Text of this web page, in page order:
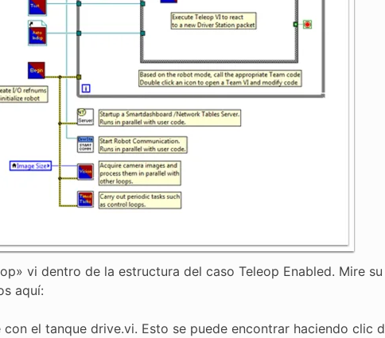
vi dentro de la estructura del caso Teleop Enabled. Mire
aquí:
con el tanque drive.vi. Esto se puede encontrar haciendo clic